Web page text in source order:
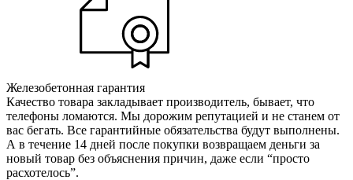
Железобетонная гарантия
Качество товара закладывает производитель, бывает, что
телефоны ломаются. Мы дорожим репутацией и не станем от
вас бегать. Все гарантийные обязательства будут выполнены.
А в течение 14 дней после покупки возвращаем деньги за
новый товар без объяснения причин, даже если “просто
расхотелось”.